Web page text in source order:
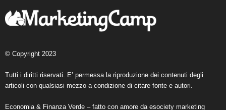
© Copyright 2023
Tutti i diritti riservati. E’ permessa la riproduzione dei contenuti degli
articoli con qualsiasi mezzo a condizione di citare fonte e autori.
Economia & Finanza Verde – fatto con amore da esociety marketing